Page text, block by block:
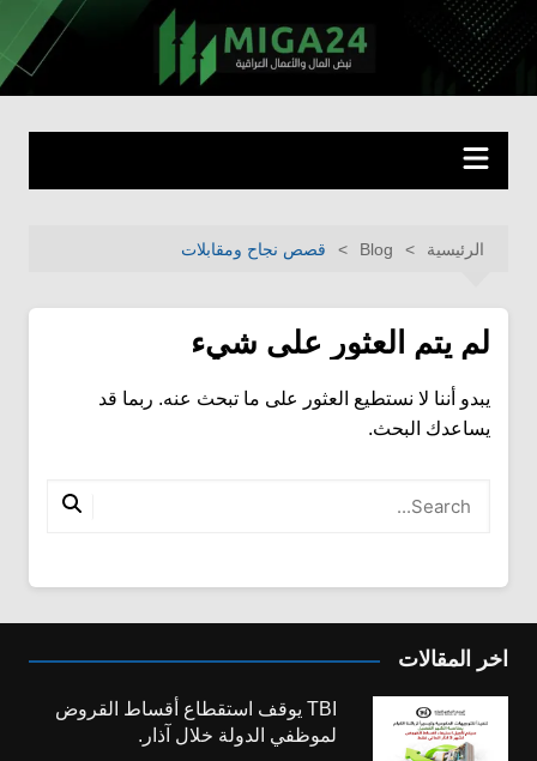
التجاوز
إلى
المحتوى
miga24.com نبض المال والأعمال العراقية
الرئيسية Blog قصص نجاح ومقابلات
لم يتم العثور على شيء
يبدو أننا لا نستطيع العثور على ما تبحث عنه. ربما قد
يساعدك البحث.
اخر المقالات
TBI يوقف استقطاع أقساط القروض
لموظفي الدولة خلال آذار.